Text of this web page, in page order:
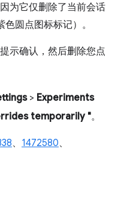
为它仅删除了当前会话
色圆点图标标记）。
示确认，然后删除您点
> Experiments
temporarily "。
、 1472580、